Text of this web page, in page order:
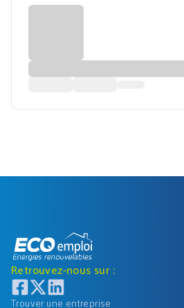
Retrouvez-nous sur :
Trouver une entreprise